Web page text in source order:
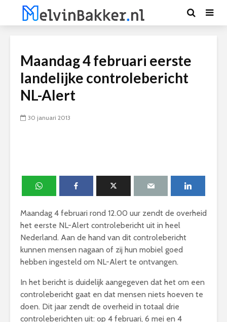
Maandag 4 februari eerste
landelijke controlebericht
NL-Alert
30 januari 2013
Maandag 4 februari rond 12.00 uur zendt de overheid
het eerste NL-Alert controlebericht uit in heel
Nederland. Aan de hand van dit controlebericht
kunnen mensen nagaan of zij hun mobiel goed
hebben ingesteld om NL-Alert te ontvangen.
In het bericht is duidelijk aangegeven dat het om een
controlebericht gaat en dat mensen niets hoeven te
doen. Dit jaar zendt de overheid in totaal drie
controleberichten uit: op 4 februari, 6 mei en 4